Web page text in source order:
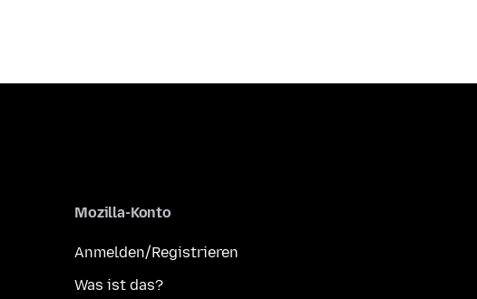
Mozilla-Konto
Anmelden/Registrieren
Was ist das?